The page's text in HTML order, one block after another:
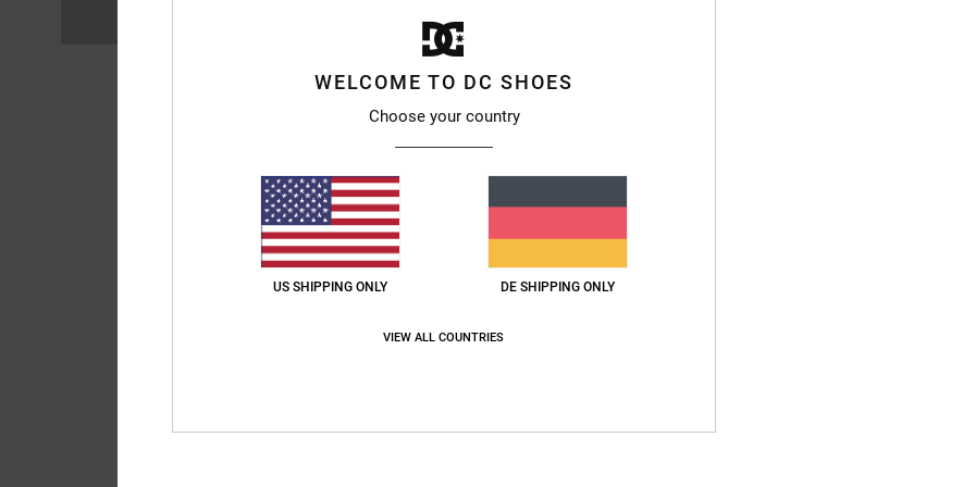
WELCOME TO DC SHOES
Choose your country
US SHIPPING ONLY DE SHIPPING ONLY
VIEW ALL COUNTRIES